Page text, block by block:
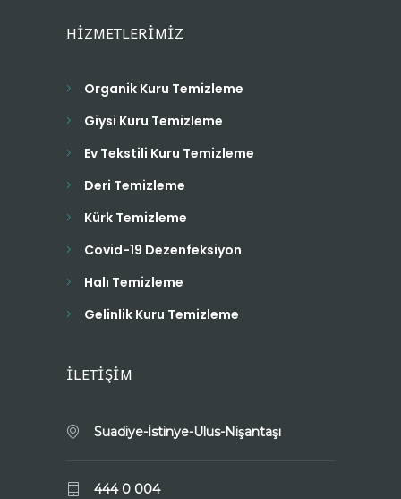
HİZMETLERİMİZ
Organik Kuru Temizleme
Giysi Kuru Temizleme
Ev Tekstili Kuru Temizleme
Deri Temizleme
Kürk Temizleme
Covid-19 Dezenfeksiyon
Halı Temizleme
Gelinlik Kuru Temizleme
İLETİŞİM
Suadiye-İstinye-Ulus-Nişantaşı
444 0 004